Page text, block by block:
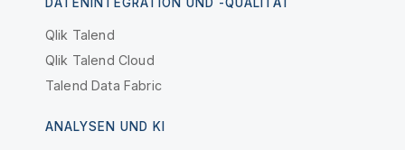
Qlik Talend
Qlik Talend Cloud
Talend Data Fabric
ANALYSEN UND KI